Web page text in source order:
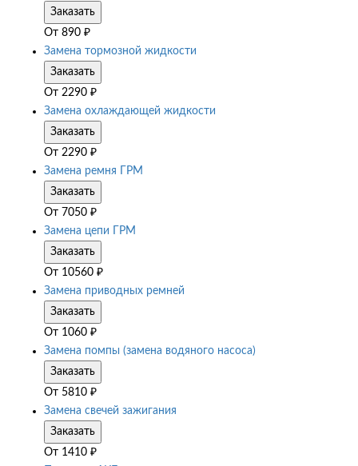
Заказать
От 890 ₽
Замена тормозной жидкости
Заказать
От 2290 ₽
Замена охлаждающей жидкости
Заказать
От 2290 ₽
Замена ремня ГРМ
Заказать
От 7050 ₽
Замена цепи ГРМ
Заказать
От 10560 ₽
Замена приводных ремней
Заказать
От 1060 ₽
Замена помпы (замена водяного насоса)
Заказать
От 5810 ₽
Замена свечей зажигания
Заказать
От 1410 ₽